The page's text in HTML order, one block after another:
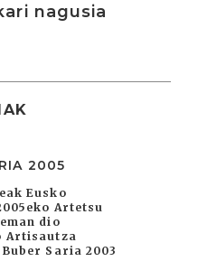
nagusia
2005
Eusko
Artetsu
dio
Artisautza
Saria 2003